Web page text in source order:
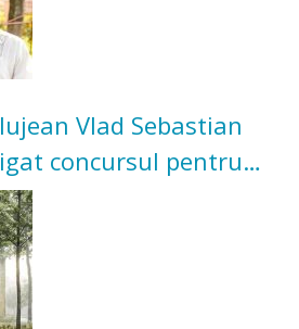
Vlad Sebastian
concursul pentru
Grădinii Casei